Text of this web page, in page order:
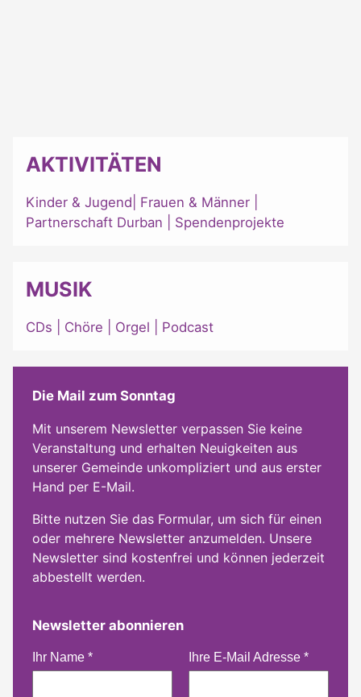
AKTIVITÄTEN
Kinder & Jugend Frauen & Männer
Partnerschaft Durban
Spendenprojekte
MUSIK
CDs Chöre Orgel Podcast
Die Mail zum Sonntag
Mit unserem Newsletter verpassen Sie keine
Veranstaltung und erhalten Neuigkeiten aus
unserer Gemeinde unkompliziert und aus erster
Hand per E-Mail.
Bitte nutzen Sie das Formular, um sich für einen
oder mehrere Newsletter anzumelden. Unsere
Newsletter sind kostenfrei und können jederzeit
abbestellt werden.
Newsletter abonnieren
Ihr Name * Ihre E-Mail Adresse *